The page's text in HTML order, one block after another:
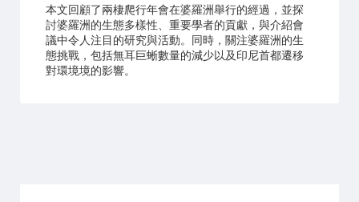
本文回顧了兩棲爬行年會在婆羅洲舉行的經過，並探
討婆羅洲的生態多樣性、重要學者的貢獻，與介紹會
議中令人注目的研究與活動。同時，關注婆羅洲的生
態挑戰，包括無耳巨蜥數量的減少以及印尼首都遷移
對環境境的影響。